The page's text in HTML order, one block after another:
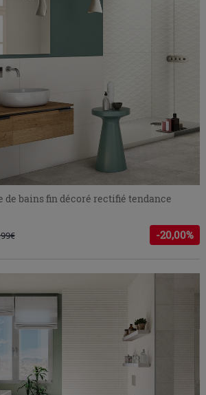
de bains fin décoré rectifié tendance
-20,00%